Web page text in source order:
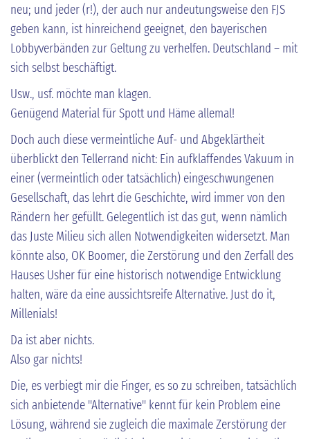
neu; und jeder (r!), der auch nur andeutungsweise den FJS
geben kann, ist hinreichend geeignet, den bayerischen
Lobbyverbänden zur Geltung zu verhelfen. Deutschland – mit
sich selbst beschäftigt.
Usw., usf. möchte man klagen.
Genügend Material für Spott und Häme allemal!
Doch auch diese vermeintliche Auf- und Abgeklärtheit
überblickt den Tellerrand nicht: Ein aufklaffendes Vakuum in
einer (vermeintlich oder tatsächlich) eingeschwungenen
Gesellschaft, das lehrt die Geschichte, wird immer von den
Rändern her gefüllt. Gelegentlich ist das gut, wenn nämlich
das Juste Milieu sich allen Notwendigkeiten widersetzt. Man
könnte also, OK Boomer, die Zerstörung und den Zerfall des
Hauses Usher für eine historisch notwendige Entwicklung
halten, wäre da eine aussichtsreife Alternative. Just do it,
Millenials!
Da ist aber nichts.
Also gar nichts!
Die, es verbiegt mir die Finger, es so zu schreiben, tatsächlich
sich anbietende "Alternative" kennt für kein Problem eine
Lösung, während sie zugleich die maximale Zerstörung der